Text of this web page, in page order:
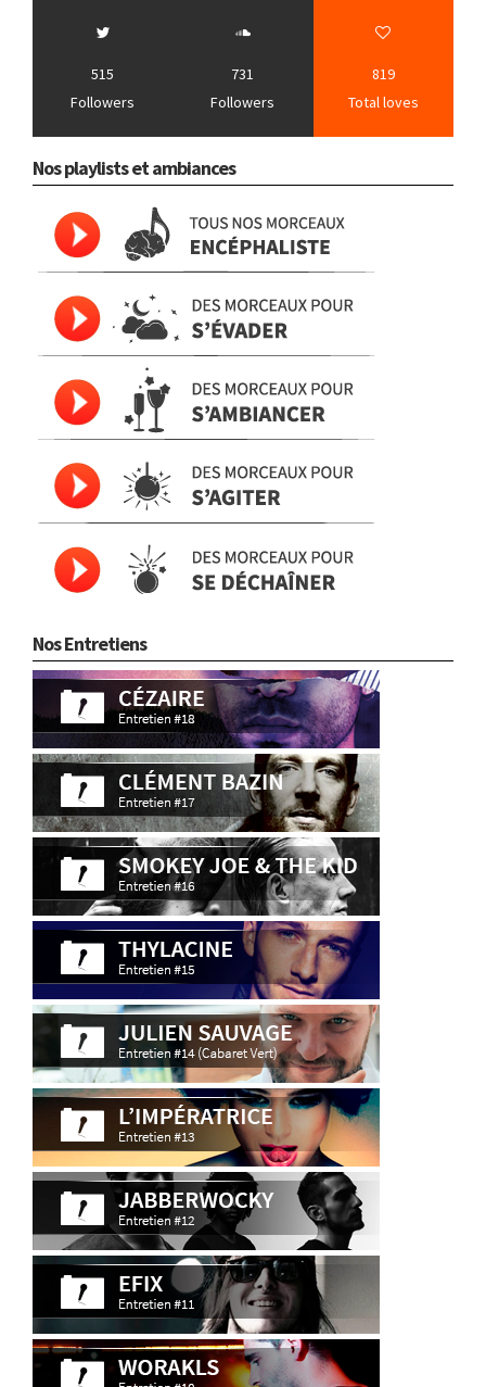
515
Followers
731
Followers
819
Total loves
Nos playlists et ambiances
Nos Entretiens